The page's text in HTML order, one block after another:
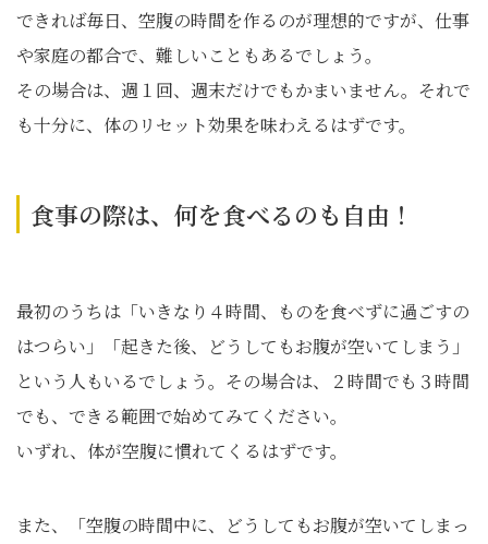
できれば毎日、空腹の時間を作るのが理想的ですが、仕事
や家庭の都合で、難しいこともあるでしょう。
その場合は、週１回、週末だけでもかまいません。それで
も十分に、体のリセット効果を味わえるはずです。
食事の際は、何を食べるのも自由！
最初のうちは「いきなり４時間、ものを食べずに過ごすの
はつらい」「起きた後、どうしてもお腹が空いてしまう」
という人もいるでしょう。その場合は、２時間でも３時間
でも、できる範囲で始めてみてください。
いずれ、体が空腹に慣れてくるはずです。
また、「空腹の時間中に、どうしてもお腹が空いてしまっ